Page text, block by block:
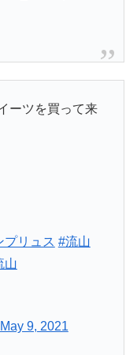
ーツを買って来
プリュス #流山
山
May 9, 2021